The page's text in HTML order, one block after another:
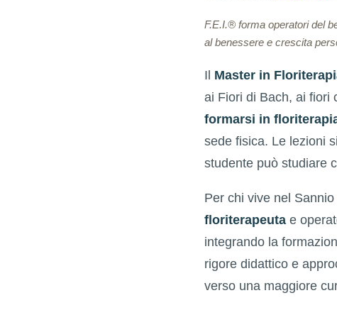
F.E.I.® forma operatori del
al benessere e crescita
Il Master in
ai Fiori di Bach, ai fiori
formarsi in
sede fisica. Le lezioni
studente può studiare
Per chi vive nel
floriterapeuta e
integrando la
rigore didattico e
verso una maggiore